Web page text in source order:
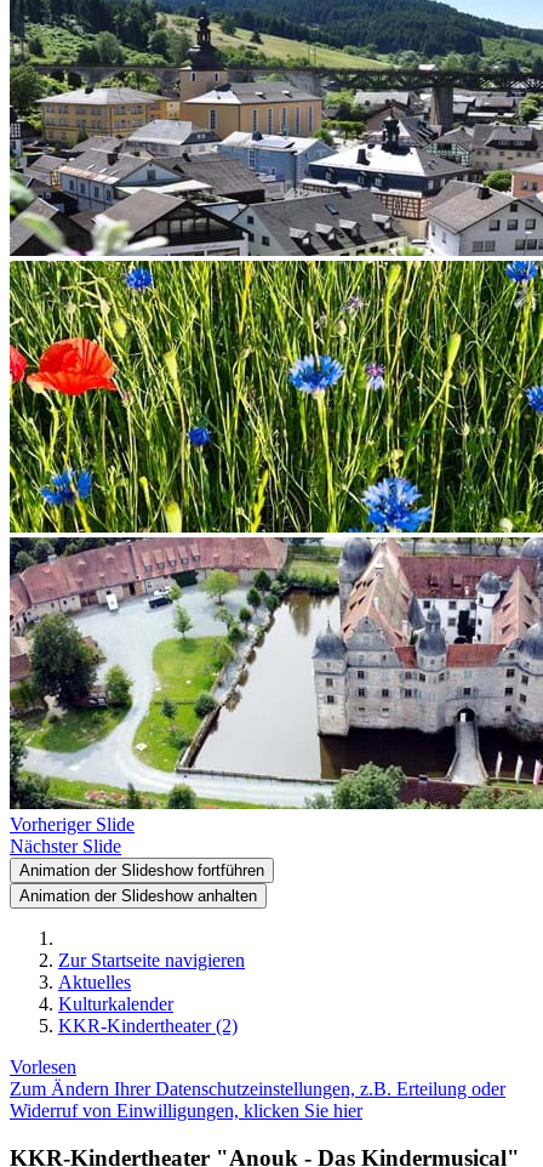
Vorheriger Slide
Nächster Slide
Animation der Slideshow fortführen
Animation der Slideshow anhalten
Zur Startseite navigieren
Aktuelles
Kulturkalender
KKR-Kindertheater (2)
Vorlesen
Zum Ändern Ihrer Datenschutzeinstellungen, z.B. Erteilung oder
Widerruf von Einwilligungen, klicken Sie hier
KKR-Kindertheater "Anouk - Das Kindermusical"